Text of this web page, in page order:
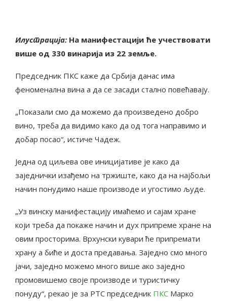
Илустрација: На манифестацији ће учествовати
више од 330 винарија из 22 земље.
Председник ПКС каже да Србија данас има
феноменална вина а да се засади стално повећавају.
„Показали смо да можемо да произведено добро
вино, треба да видимо како да од тога направимо и
добар посао“, истиче Чадеж.
Једна од циљева ове иницијативе је како да
заједнички изађемо на тржиште, како да на најбољи
начин понудимо наше производе и угостимо људе.
„Уз винску манифестацију имаћемо и сајам хране
који треба да покаже начин и дух припреме хране на
овим просторима. Врхунски кувари ће припремати
храну а биће и доста предавања. Заједно смо много
јачи, заједно можемо много више ако заједно
промовишемо своје производе и туристичку
понуду“, рекао је за РТС председник ПКС Марко